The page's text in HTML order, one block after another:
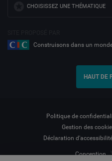
CHOISISSEZ UNE THÉMATIQUE
Construisons dans un
HAUT DE
Politique de
Gestion des
Déclaration
Conception